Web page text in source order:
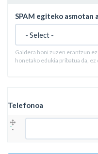
SPAM egiteko asmotan
Galdera honi zuzen erantzun
honetako edukia pribatua da,
Telefonoa